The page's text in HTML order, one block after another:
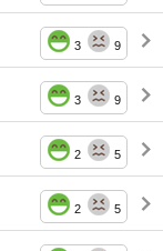
3 9
3 9
2 5
2 5